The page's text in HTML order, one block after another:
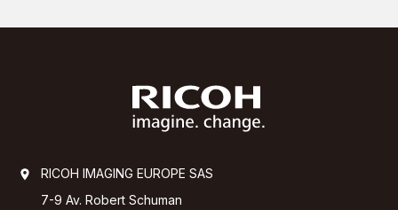
RICOH IMAGING EUROPE SAS
7-9 Av. Robert Schuman